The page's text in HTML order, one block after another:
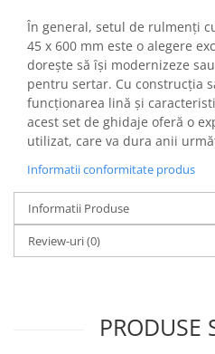
personala
Aparate cosmetice
Articole Sanatate si Wellness
Consumabile sanitare
Cosmetice si produse ingrijire
personala
Igiena dentara
Jucarii, Copii & Bebe
Camera copilului
Hrana bebelusi
În general, setul de rulmenți
45 x 600 mm este o alegere
dorește să își modernizeze
pentru sertar. Cu construcția
funcționarea lină și
acest set de ghidaje oferă o
utilizat, care va dura anii
Informatii conformitate produs
Informatii Produse
Review-uri(0)
PRODUSE